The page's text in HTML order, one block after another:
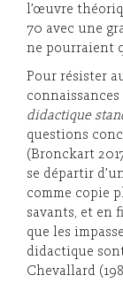
l’œuvre
70 avec une
ne pourraient
Pour résister
didactique
questions
(Bronckart
se départir
comme copie
savants, et en
que les
didactique
Chevallard